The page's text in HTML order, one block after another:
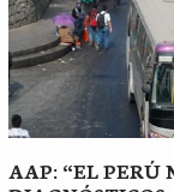
AAP: “EL PERÚ